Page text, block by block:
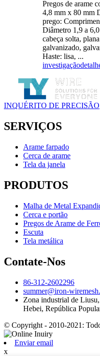
Pregos de arame
4,8 mm x 80 mm
prego:
Diâmetro 1,9 a
cabeça solta,
galvanizado,
Haste: lisa, ...
investigação
INQUÉRITO DE PRECISÃO
SERVIÇOS
Arame farpado
Cerca de arame
Tela da janela
PRODUTOS
Malha de Metal
Cerca e portão
Pregos de Arame de
Escuta
Tela metálica
Contate-Nos
86-312-2602296
summer@iron-
Zona industrial de
Hebei, República
© Copyright - 2010-2021:
Enviar email
x